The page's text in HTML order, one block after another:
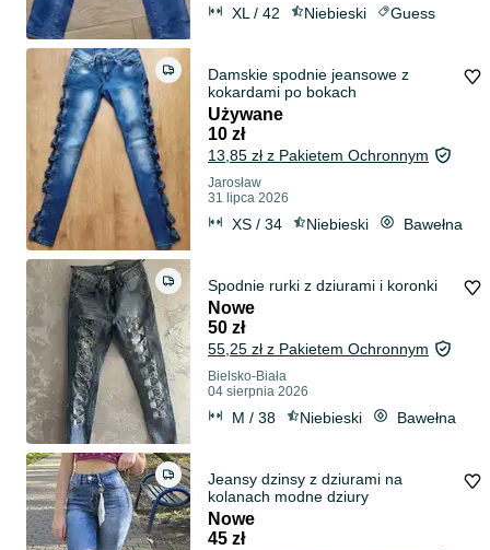
XL / 42 Niebieski Guess
Damskie spodnie jeansowe z
kokardami po bokach
Używane
10 zł
13,85 zł z Pakietem Ochronnym
Jarosław
31 lipca 2026
XS / 34 Niebieski Bawełna
Spodnie rurki z dziurami i koronki
Nowe
50 zł
55,25 zł z Pakietem Ochronnym
Bielsko-Biała
04 sierpnia 2026
M / 38 Niebieski Bawełna
Jeansy dzinsy z dziurami na
kolanach modne dziury
Nowe
45 zł